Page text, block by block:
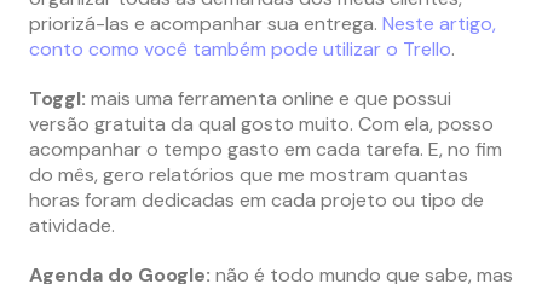
priorizá-las e acompanhar sua entrega. Neste artigo,
conto como você também pode utilizar o Trello.
Toggl: mais uma ferramenta online e que possui
versão gratuita da qual gosto muito. Com ela, posso
acompanhar o tempo gasto em cada tarefa. E, no fim
do mês, gero relatórios que me mostram quantas
horas foram dedicadas em cada projeto ou tipo de
atividade.
Agenda do Google: não é todo mundo que sabe, mas